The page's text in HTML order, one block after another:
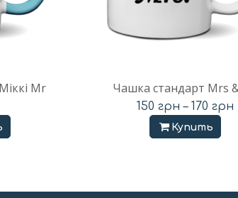
Mr Чашка стандарт Mrs
150 грн – 170 грн
Купить